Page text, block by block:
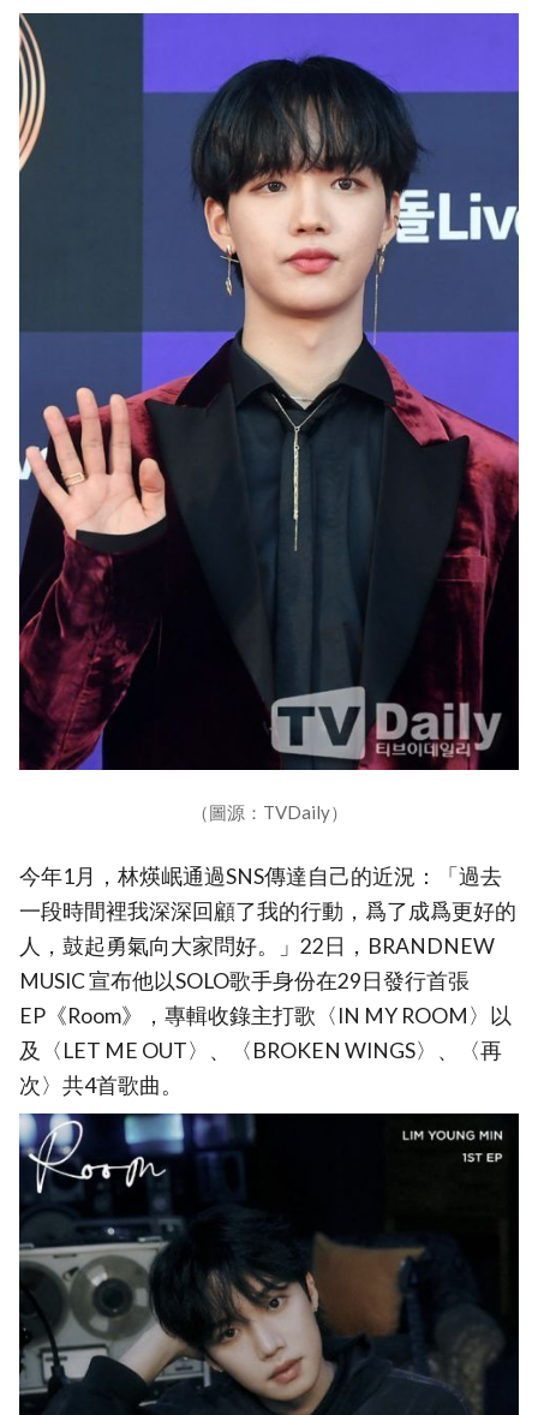
（圖源：TVDaily）
今年1月，林煐岷通過SNS傳達自己的近況：「過去
一段時間裡我深深回顧了我的行動，爲了成爲更好的
人，鼓起勇氣向大家問好。」22日，BRANDNEW
MUSIC 宣布他以SOLO歌手身份在29日發行首張
EP《Room》，專輯收錄主打歌〈IN MY ROOM〉以
及〈LET ME OUT〉、〈BROKEN WINGS〉、〈再
次〉共4首歌曲。